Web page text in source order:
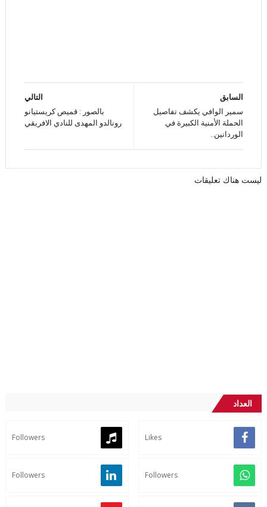
التالي
بالصور : قميص كريستيانو
رونالدو المهدى للنادي الافريقي
السابق
سمير الوافي يكشف تفاصيل
الحملة الأمنية الكبيرة في
الوردانين..
ليست هناك تعليقات
العداد
Likes
Followers
Followers
Followers